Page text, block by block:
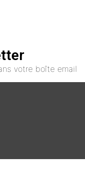
votre boîte email